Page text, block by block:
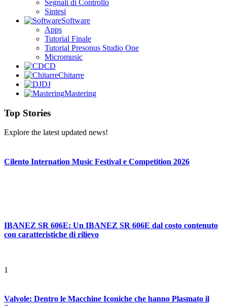
Segnali di Controllo
Sintesi
Software
Apps
Tutorial Finale
Tutorial Presonus Studio One
Micromusic
CD
Chitarre
DJ
Mastering
Top Stories
Explore the latest updated news!
Cilento Internation Music Festival e Competition 2026
IBANEZ SR 606E: Un IBANEZ SR 606E dal costo contenuto
con caratteristiche di rilievo
1
Valvole: Dentro le Macchine Iconiche che hanno Plasmato il